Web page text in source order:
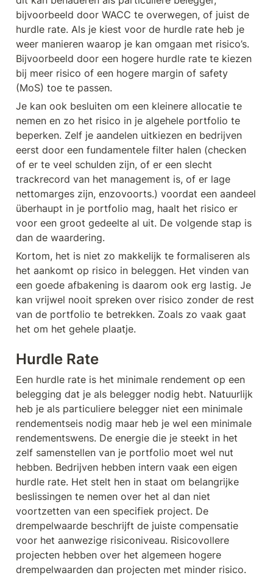
bijvoorbeeld door WACC te overwegen, of juist de
hurdle rate. Als je kiest voor de hurdle rate heb je
weer manieren waarop je kan omgaan met risico’s.
Bijvoorbeeld door een hogere hurdle rate te kiezen
bij meer risico of een hogere margin of safety
(MoS) toe te passen.
Je kan ook besluiten om een kleinere allocatie te
nemen en zo het risico in je algehele portfolio te
beperken. Zelf je aandelen uitkiezen en bedrijven
eerst door een fundamentele filter halen (checken
of er te veel schulden zijn, of er een slecht
trackrecord van het management is, of er lage
nettomarges zijn, enzovoorts.) voordat een aandeel
überhaupt in je portfolio mag, haalt het risico er
voor een groot gedeelte al uit. De volgende stap is
dan de waardering.
Kortom, het is niet zo makkelijk te formaliseren als
het aankomt op risico in beleggen. Het vinden van
een goede afbakening is daarom ook erg lastig. Je
kan vrijwel nooit spreken over risico zonder de rest
van de portfolio te betrekken. Zoals zo vaak gaat
het om het gehele plaatje.
Hurdle Rate
Een hurdle rate is het minimale rendement op een
belegging dat je als belegger nodig hebt. Natuurlijk
heb je als particuliere belegger niet een minimale
rendementseis nodig maar heb je wel een minimale
rendementswens. De energie die je steekt in het
zelf samenstellen van je portfolio moet wel nut
hebben. Bedrijven hebben intern vaak een eigen
hurdle rate. Het stelt hen in staat om belangrijke
beslissingen te nemen over het al dan niet
voortzetten van een specifiek project. De
drempelwaarde beschrijft de juiste compensatie
voor het aanwezige risiconiveau. Risicovollere
projecten hebben over het algemeen hogere
drempelwaarden dan projecten met minder risico.